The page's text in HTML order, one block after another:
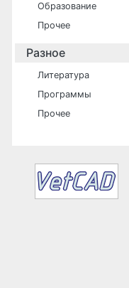
Образование
Прочее
Разное
Литература
Программы
Прочее